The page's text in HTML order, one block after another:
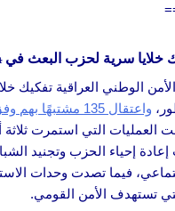
سرية لحزب البعث في 14 محافظة
الوطني العراقية تفكيك
واعتقال 135
العمليات التي استمرت
إعادة إحياء الحزب وتجنيد
فيما تصدت وحدات
تستهدف الأمن القومي.